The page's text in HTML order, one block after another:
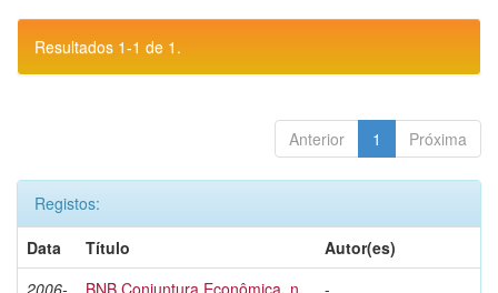
Resultados 1-1 de 1.
Anterior 1 Próxima
Registos:
Data
Título
Autor(es)
2006-
BNB Conjuntura Econômica, n.
-